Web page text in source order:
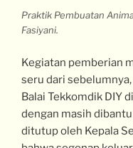
Praktik Pembuatan
Fasiyani.
Kegiatan pemberian
seru dari
Balai Tekkomdik DIY
dengan masih
ditutup oleh Kepala